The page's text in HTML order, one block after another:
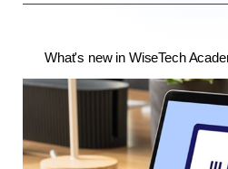
What's new in WiseTech